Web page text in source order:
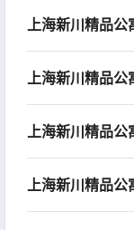
上海新川精品公
上海新川精品公
上海新川精品公
上海新川精品公